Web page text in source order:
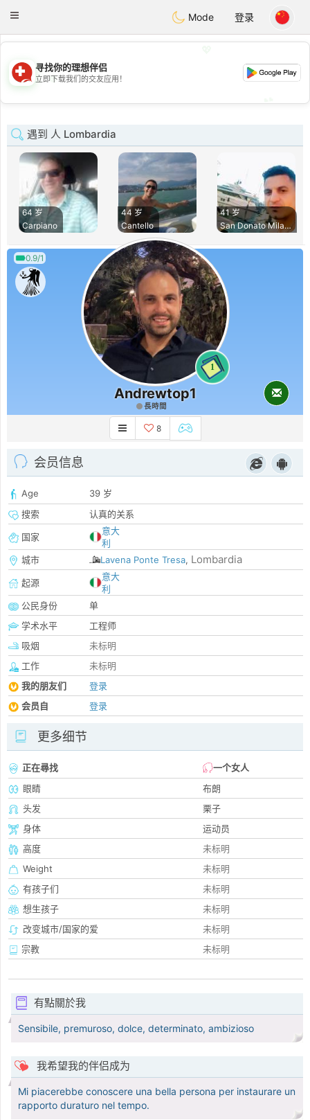
Suissi
Toggle
Mode 登录
💖
💕
寻找你的理想伴侣
立即下载我们的交友应用！
遇到 人 Lombardia
64 岁
Carpiano
44 岁
Cantello
41 岁
San Donato Milanes
0.9/1
1
Andrewtop1
長時間
8
会员信息
Age
39 岁
搜索
认真的关系
国家
意大
利
城市
Lavena Ponte Tresa, Lombardia
起源
意大
利
公民身份
单
学术水平
工程师
吸烟
未标明
工作
未标明
我的朋友们
登录
会员自
登录
更多细节
正在尋找
一个女人
眼睛
布朗
头发
栗子
身体
运动员
高度
未标明
Weight
未标明
有孩子们
未标明
想生孩子
未标明
改变城市/国家的爱
未标明
宗教
未标明
有點關於我
Sensibile, premuroso, dolce, determinato, ambizioso
我希望我的伴侣成为
Mi piacerebbe conoscere una bella persona per instaurare un
rapporto duraturo nel tempo.